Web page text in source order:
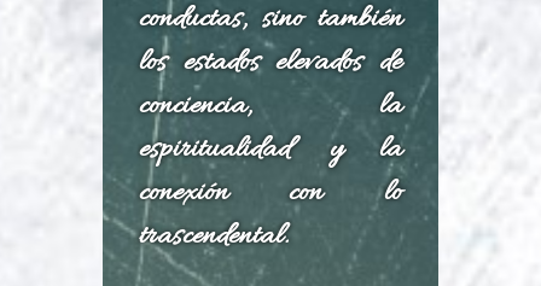
conductas, sino también
los estados elevados de
conciencia, la
espiritualidad y la
conexión con lo
trascendental.